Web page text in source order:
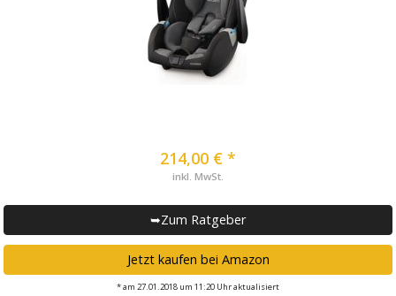
214,00 € *
inkl. MwSt.
➥Zum Ratgeber
Jetzt kaufen bei Amazon
* am 27.01.2018 um 11:20 Uhr aktualisiert